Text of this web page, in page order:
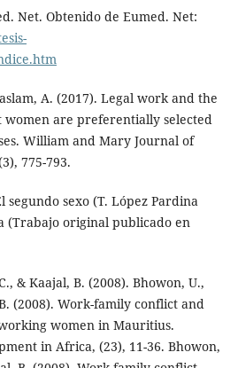
Net. Obtenido de Eumed. Net:
A. (2017). Legal work and the
women are preferentially selected
William and Mary Journal of
775-793.
segundo sexo (T. López Pardina
(Trabajo original publicado en
& Kaajal, B. (2008). Bhowon, U.,
(2008). Work-family conflict and
women in Mauritius.
in Africa, (23), 11-36. Bhowon,